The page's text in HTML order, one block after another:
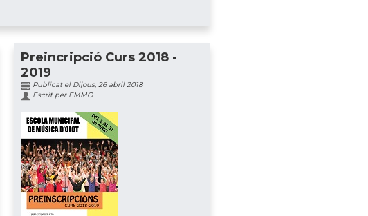
Preincripció Curs 2018 -
2019
Publicat el Dijous, 26 abril 2018
Escrit per EMMO